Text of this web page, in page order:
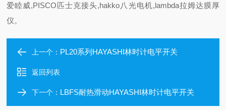
爱睦威,PISCO匹士克接头,hakko八光电机,lambda拉姆达膜厚
仪。
上一个： PL20系列HAYASHI林时计电平开关
返回列表
下一个： LBFS耐热滑动HAYASHI林时计电平开关